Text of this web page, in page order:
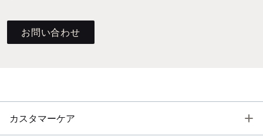
お問い合わせ
カスタマーケア